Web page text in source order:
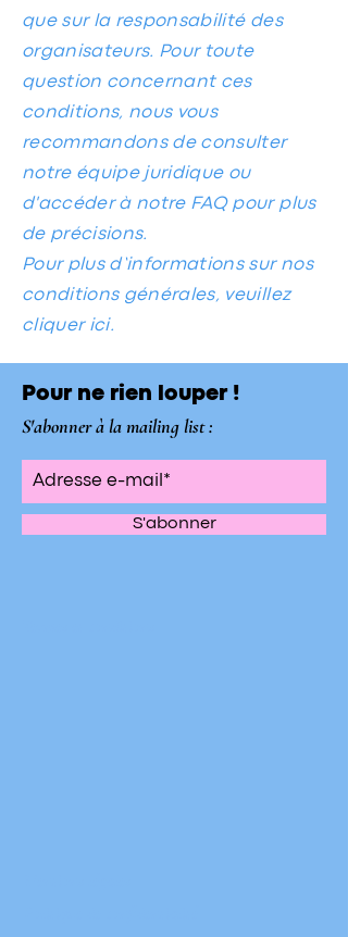
que sur la responsabilité des
organisateurs. Pour toute
question concernant ces
conditions, nous vous
recommandons de consulter
notre équipe juridique ou
d'accéder à notre FAQ pour plus
de précisions.
Pour plus d’informations sur nos
conditions générales, veuillez
cliquer ici.
Pour ne rien louper !
S'abonner à la mailing list :
S'abonner